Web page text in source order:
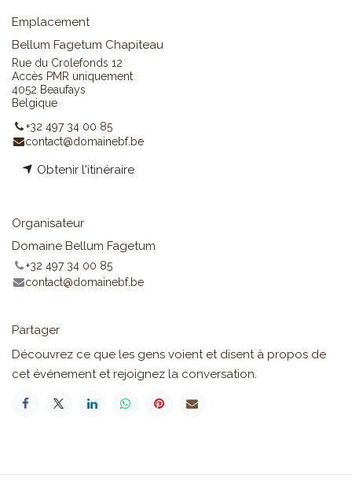
Emplacement
Bellum Fagetum Chapiteau
Rue du Crolefonds 12
Accès PMR uniquement
4052 Beaufays
Belgique
+32 497 34 00 85
contact@domainebf.be
Obtenir l'itinéraire
Organisateur
Domaine Bellum Fagetum
+32 497 34 00 85
contact@domainebf.be
Partager
Découvrez ce que les gens voient et disent à propos de
cet événement et rejoignez la conversation.